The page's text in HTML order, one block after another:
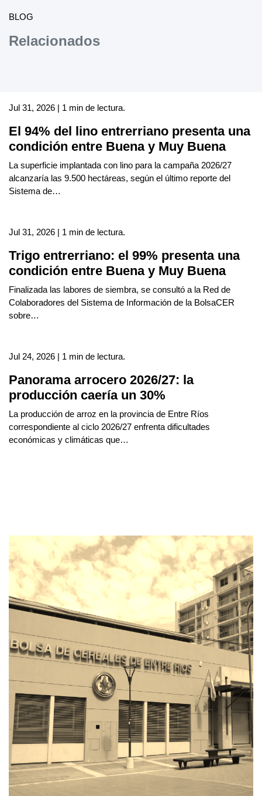
BLOG
Relacionados
Jul 31, 2026 | 1 min de lectura.
El 94% del lino entrerriano presenta una
condición entre Buena y Muy Buena
La superficie implantada con lino para la campaña 2026/27
alcanzaría las 9.500 hectáreas, según el último reporte del
Sistema de…
Jul 31, 2026 | 1 min de lectura.
Trigo entrerriano: el 99% presenta una
condición entre Buena y Muy Buena
Finalizada las labores de siembra, se consultó a la Red de
Colaboradores del Sistema de Información de la BolsaCER
sobre…
Jul 24, 2026 | 1 min de lectura.
Panorama arrocero 2026/27: la
producción caería un 30%
La producción de arroz en la provincia de Entre Ríos
correspondiente al ciclo 2026/27 enfrenta dificultades
económicas y climáticas que…